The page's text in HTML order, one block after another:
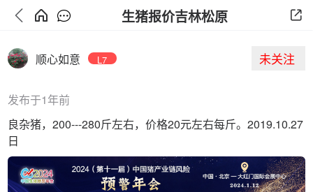
生猪报价吉林松原
顺心如意 L7 未关注
发布于1年前
良杂猪，200---280斤左右，价格20元左右每斤。2019.10.27
日